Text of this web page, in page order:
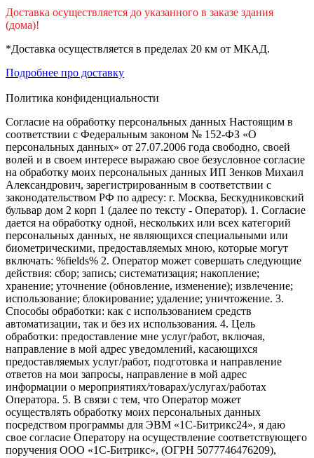
Доставка осуществляется до указанного в заказе здания
(дома)!
*Доставка осуществляется в пределах 20 км от МКАД.
Подробнее про доставку
Политика конфиденциальности
Согласие на обработку персональных данных Настоящим в
соответствии с Федеральным законом № 152-ФЗ «О
персональных данных» от 27.07.2006 года свободно, своей
волей и в своем интересе выражаю свое безусловное согласие
на обработку моих персональных данных ИП Зенков Михаил
Александрович, зарегистрированным в соответствии с
законодательством РФ по адресу: г. Москва, Бескудниковский
бульвар дом 2 корп 1 (далее по тексту - Оператор). 1. Согласие
дается на обработку одной, нескольких или всех категорий
персональных данных, не являющихся специальными или
биометрическими, предоставляемых мною, которые могут
включать: %fields% 2. Оператор может совершать следующие
действия: сбор; запись; систематизация; накопление;
хранение; уточнение (обновление, изменение); извлечение;
использование; блокирование; удаление; уничтожение. 3.
Способы обработки: как с использованием средств
автоматизации, так и без их использования. 4. Цель
обработки: предоставление мне услуг/работ, включая,
направление в мой адрес уведомлений, касающихся
предоставляемых услуг/работ, подготовка и направление
ответов на мои запросы, направление в мой адрес
информации о мероприятиях/товарах/услугах/работах
Оператора. 5. В связи с тем, что Оператор может
осуществлять обработку моих персональных данных
посредством программы для ЭВМ «1С-Битрикс24», я даю
свое согласие Оператору на осуществление соответствующего
поручения ООО «1С-Битрикс», (ОГРН 5077746476209),